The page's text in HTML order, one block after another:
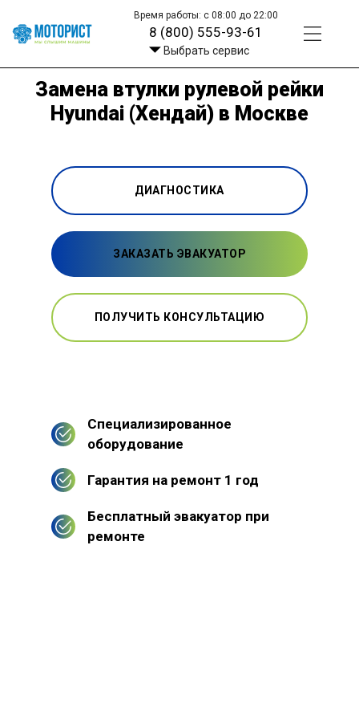
Время работы: с 08:00 до 22:00
8 (800) 555-93-61
Выбрать сервис
Замена втулки рулевой рейки
Hyundai (Хендай) в Москве
ДИАГНОСТИКА
ЗАКАЗАТЬ ЭВАКУАТОР
ПОЛУЧИТЬ КОНСУЛЬТАЦИЮ
Специализированное
оборудование
Гарантия на ремонт 1 год
Бесплатный эвакуатор при
ремонте